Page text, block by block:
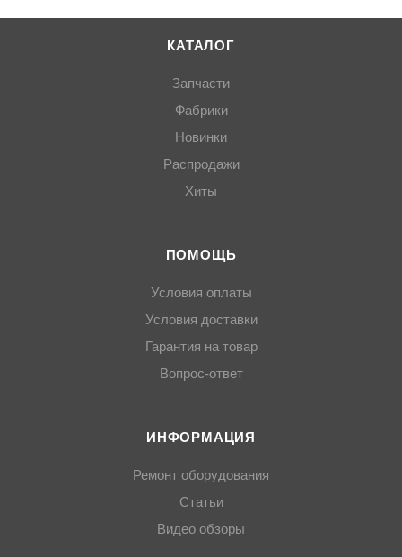
КАТАЛОГ
Запчасти
Фабрики
Новинки
Распродажи
Хиты
ПОМОЩЬ
Условия оплаты
Условия доставки
Гарантия на товар
Вопрос-ответ
ИНФОРМАЦИЯ
Ремонт оборудования
Статьи
Видео обзоры